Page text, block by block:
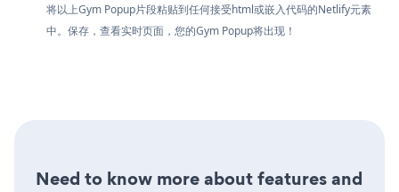
将以上Gym Popup片段粘贴到任何接受html或嵌入代码的Netlify元素
中。保存，查看实时页面，您的Gym Popup将出现！
Need to know more about features and